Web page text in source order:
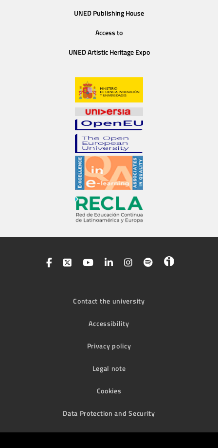
UNED Publishing House
Access to
UNED Artistic Heritage Expo
Contact the university
Accessibility
Privacy policy
Legal note
Cookies
Data Protection and Security